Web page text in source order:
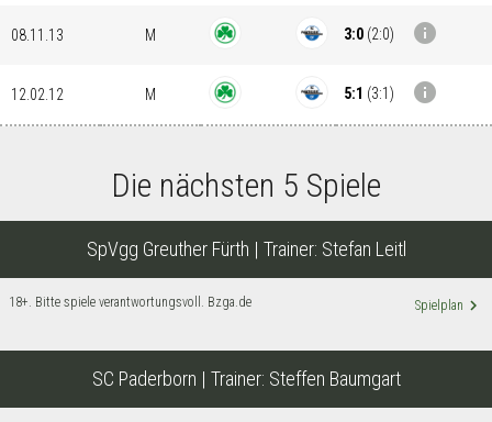
08.11.13 M 3:0 (2:0) info
12.02.12 M 5:1 (3:1 ) info
Die nächsten 5 Spiele
SpVgg Greuther Fürth | Trainer: Stefan Leitl
18+. Bitte spiele verantwortungsvoll. Bzga.de Spielplan keyboard_arrow_right
SC Paderborn | Trainer: Steffen Baumgart